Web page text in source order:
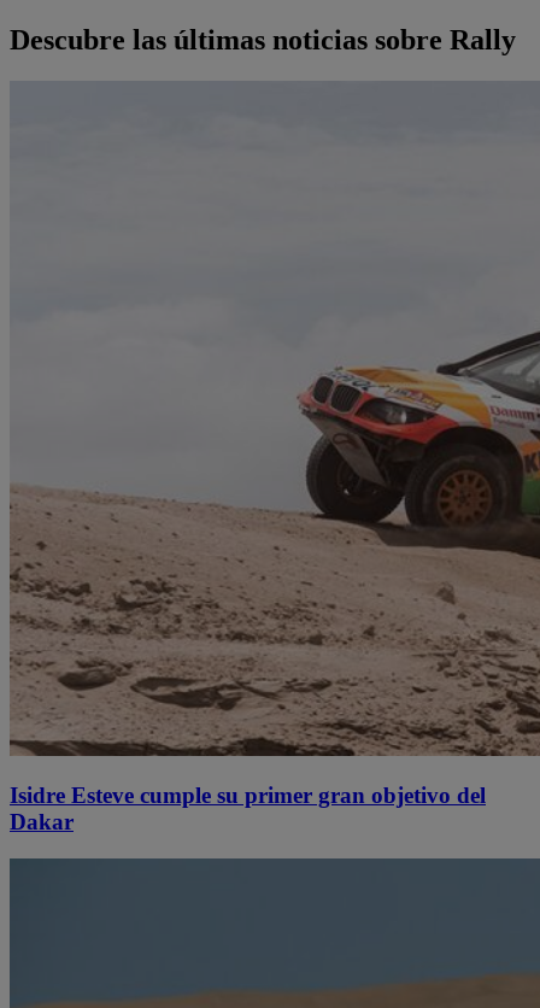
Descubre las últimas noticias sobre Rally
Isidre Esteve cumple su primer gran objetivo del
Dakar